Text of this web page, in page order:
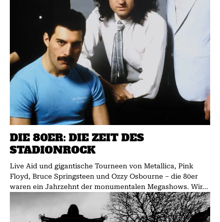
DIE 80ER: DIE ZEIT DES
STADIONROCK
Live Aid und gigantische Tourneen von Metallica, Pink
Floyd, Bruce Springsteen und Ozzy Osbourne – die 80er
waren ein Jahrzehnt der monumentalen Megashows. Wir...